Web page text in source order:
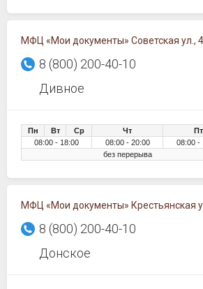
МФЦ «Мои документы» Советская ул.,
8 (800) 200-40-10
Дивное
Пн Вт Ср Чт Пт
08:00 - 18:00
08:00 - 20:00 08:00 -
без перерыва
МФЦ «Мои документы» Крестьянская
8 (800) 200-40-10
Донское